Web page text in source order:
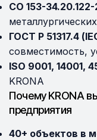
СО 153-
ГОСТ Р 51317.4
совместимость,
ISO 9001, 14001,
KRONA
Почему KRONA
предприятия
40+ объектов в